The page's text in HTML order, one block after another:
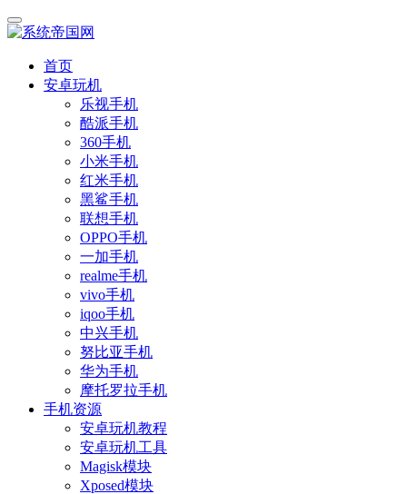
首页
安卓玩机
乐视手机
酷派手机
360手机
小米手机
红米手机
黑鲨手机
联想手机
OPPO手机
一加手机
realme手机
vivo手机
iqoo手机
中兴手机
努比亚手机
华为手机
摩托罗拉手机
手机资源
安卓玩机教程
安卓玩机工具
Magisk模块
Xposed模块